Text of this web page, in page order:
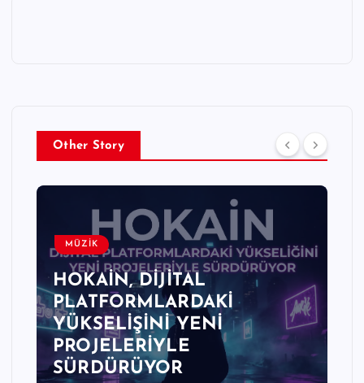
Other Story
MÜZİK
HOKAİN, DİJİTAL
PLATFORMLARDAKİ
YÜKSELİŞİNİ YENİ
PROJELERİYLE
SÜRDÜRÜYOR